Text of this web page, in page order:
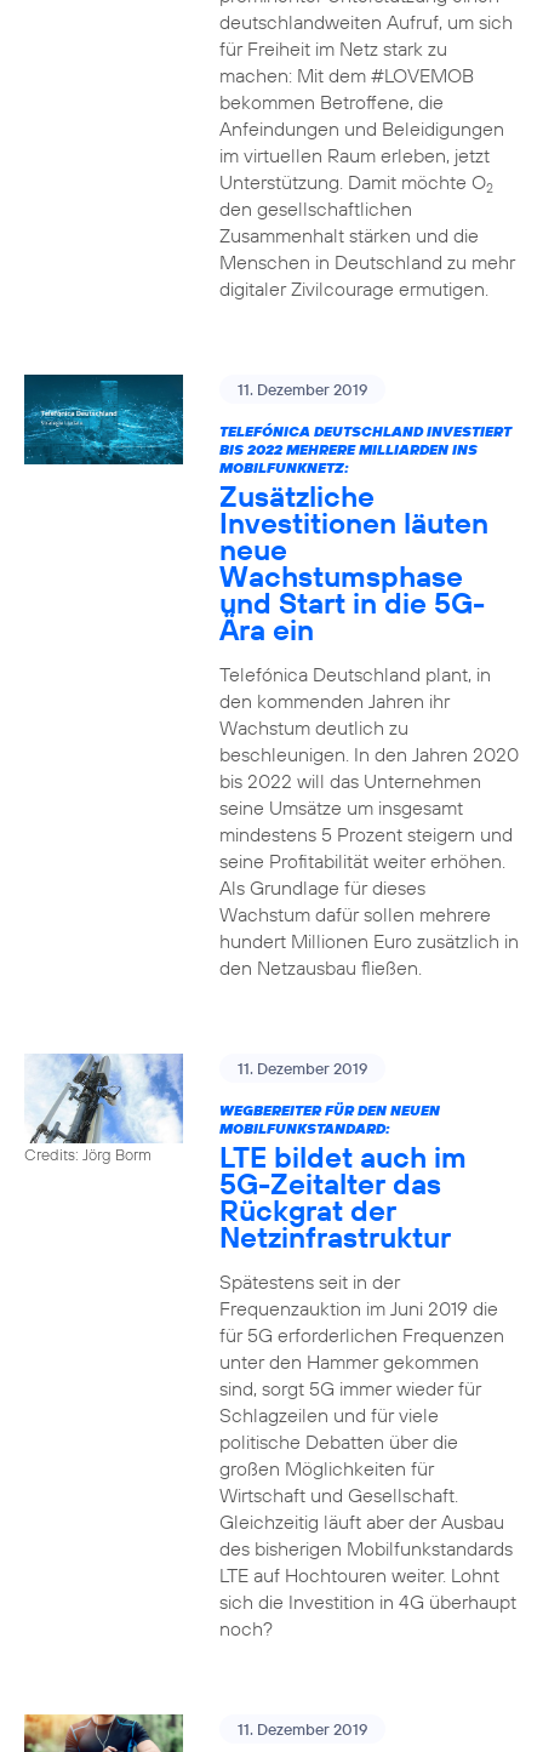
deutschlandweiten Aufruf, um sich
für Freiheit im Netz stark zu
machen: Mit dem #LOVEMOB
bekommen Betroffene, die
Anfeindungen und Beleidigungen
im virtuellen Raum erleben, jetzt
Unterstützung. Damit möchte O2
den gesellschaftlichen
Zusammenhalt stärken und die
Menschen in Deutschland zu mehr
digitaler Zivilcourage ermutigen.
11. Dezember 2019
TELEFÓNICA DEUTSCHLAND INVESTIERT
BIS 2022 MEHRERE MILLIARDEN INS
MOBILFUNKNETZ:
Zusätzliche
Investitionen läuten
neue
Wachstumsphase
und Start in die 5G-
Ära ein
Telefónica Deutschland plant, in
den kommenden Jahren ihr
Wachstum deutlich zu
beschleunigen. In den Jahren 2020
bis 2022 will das Unternehmen
seine Umsätze um insgesamt
mindestens 5 Prozent steigern und
seine Profitabilität weiter erhöhen.
Als Grundlage für dieses
Wachstum dafür sollen mehrere
hundert Millionen Euro zusätzlich in
den Netzausbau fließen.
Credits: Jörg Borm
11. Dezember 2019
WEGBEREITER FÜR DEN NEUEN
MOBILFUNKSTANDARD:
LTE bildet auch im
5G-Zeitalter das
Rückgrat der
Netzinfrastruktur
Spätestens seit in der
Frequenzauktion im Juni 2019 die
für 5G erforderlichen Frequenzen
unter den Hammer gekommen
sind, sorgt 5G immer wieder für
Schlagzeilen und für viele
politische Debatten über die
großen Möglichkeiten für
Wirtschaft und Gesellschaft.
Gleichzeitig läuft aber der Ausbau
des bisherigen Mobilfunkstandards
LTE auf Hochtouren weiter. Lohnt
sich die Investition in 4G überhaupt
noch?
11. Dezember 2019